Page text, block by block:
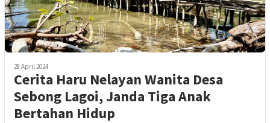
28 April 2024
Cerita Haru Nelayan Wanita Desa
Sebong Lagoi, Janda Tiga Anak
Bertahan Hidup